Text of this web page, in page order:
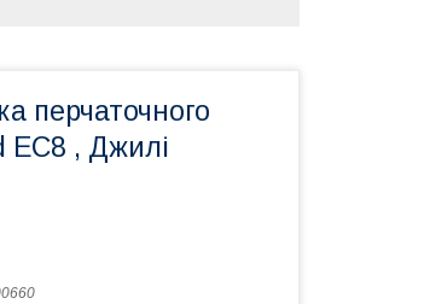
перчаточного
, Джилі